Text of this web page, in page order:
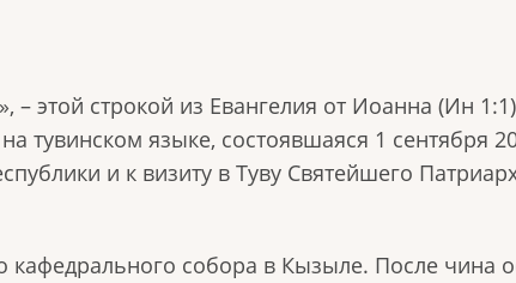
этой строкой из Евангелия от Иоанна (Ин
тувинском языке, состоявшаяся 1 сентября
и к визиту в Туву Святейшего
кафедрального собора в Кызыле. После чина